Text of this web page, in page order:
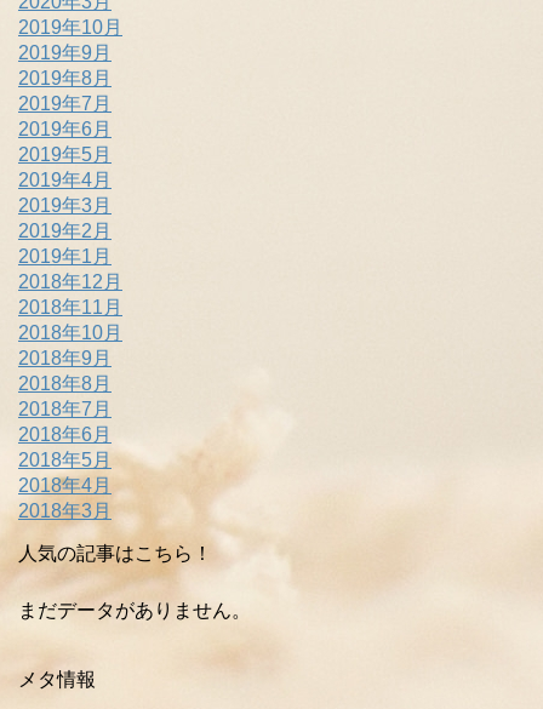
2019年10月
2019年9月
2019年8月
2019年7月
2019年6月
2019年5月
2019年4月
2019年3月
2019年2月
2019年1月
2018年12月
2018年11月
2018年10月
2018年9月
2018年8月
2018年7月
2018年6月
2018年5月
2018年4月
2018年3月
人気の記事はこちら！
まだデータがありません。
メタ情報